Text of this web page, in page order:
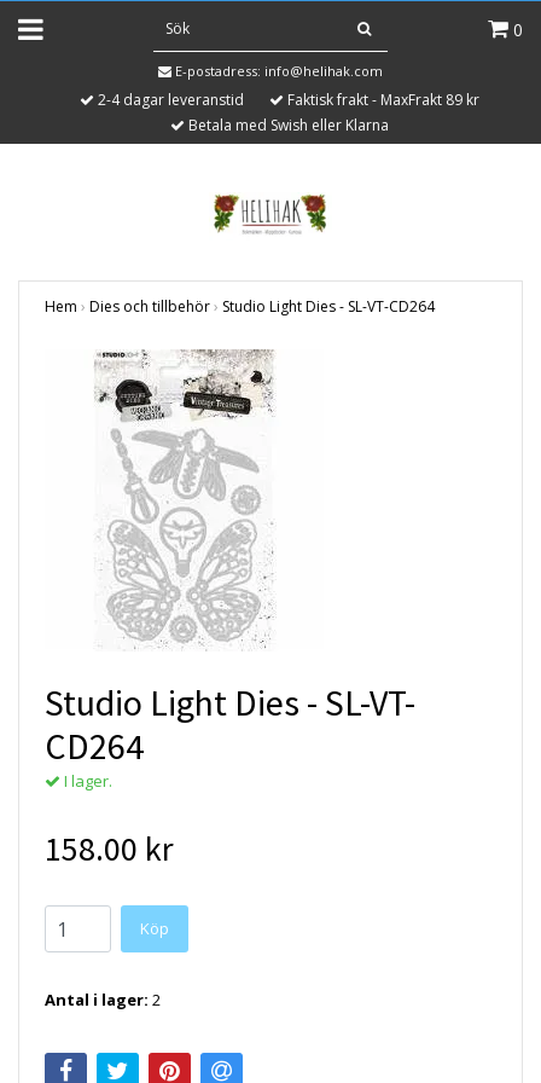
0
E-postadress: info@helihak.com
2-4 dagar leveranstid
Faktisk frakt - MaxFrakt 89 kr
Betala med Swish eller Klarna
Hem › Dies och tillbehör› Studio Light Dies - SL-VT-CD264
Studio Light Dies - SL-VT-
CD264
I lager.
158.00 kr
Antal i lager: 2